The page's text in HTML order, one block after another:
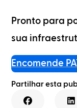
Pronto para
sua
Encomende
Partilhar esta